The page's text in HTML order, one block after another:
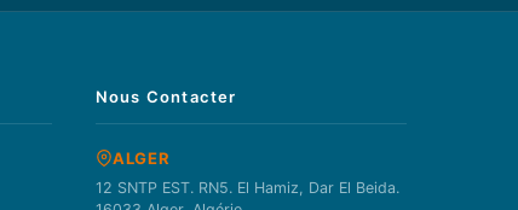
Nous Contacter
ALGER
12 SNTP EST. RN5. El Hamiz, Dar El Beida.